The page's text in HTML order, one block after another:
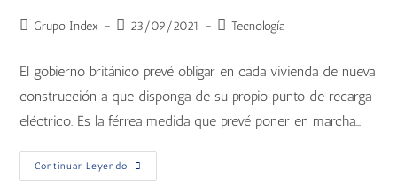
Grupo Index 23/09/2021 Tecnología
El gobierno británico prevé obligar en cada vivienda de nueva
construcción a que disponga de su propio punto de recarga
eléctrico. Es la férrea medida que prevé poner en marcha…
Continuar Leyendo